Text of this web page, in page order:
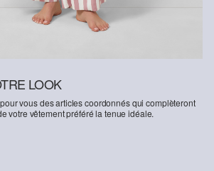
LOOK
vous des articles coordonnés qui complèteront
votre vêtement préféré la tenue idéale.